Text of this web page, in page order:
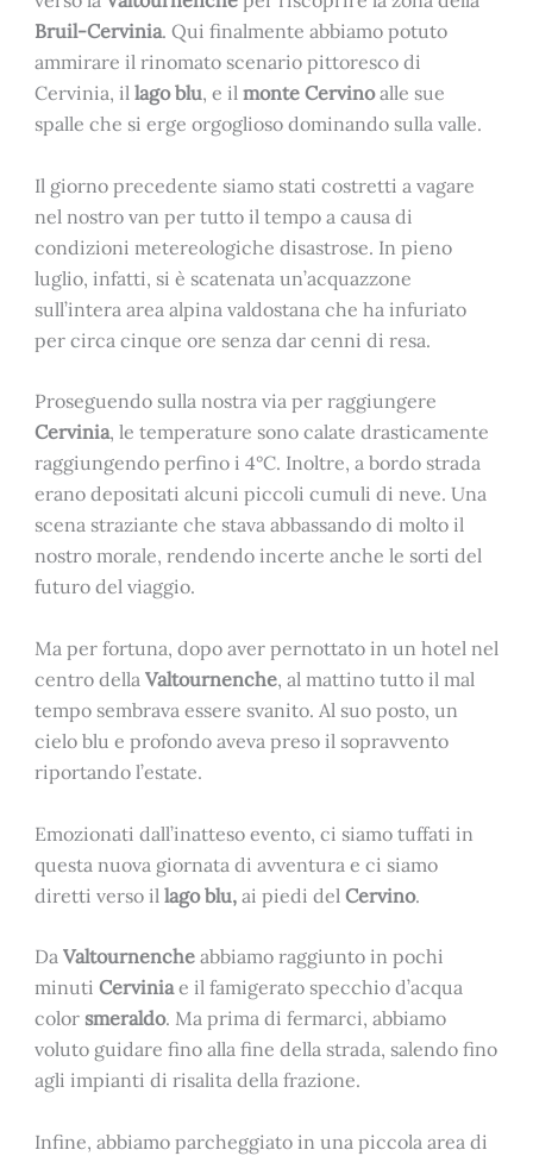
Bruil-Cervinia. Qui finalmente abbiamo potuto
ammirare il rinomato scenario pittoresco di
Cervinia, il lago blu, e il monte Cervinoalle sue
spalle che si erge orgoglioso dominando sulla valle.
Il giorno precedente siamo stati costretti a vagare
nel nostro van per tutto il tempo a causa di
condizioni metereologiche disastrose. In pieno
luglio, infatti, si è scatenata un’acquazzone
sull’intera area alpina valdostana che ha infuriato
per circa cinque ore senza dar cenni di resa.
Proseguendo sulla nostra via per raggiungere
Cervinia, le temperature sono calate drasticamente
raggiungendo perfino i 4°C. Inoltre, a bordo strada
erano depositati alcuni piccoli cumuli di neve. Una
scena straziante che stava abbassando di molto il
nostro morale, rendendo incerte anche le sorti del
futuro del viaggio.
Ma per fortuna, dopo aver pernottato in un hotel nel
centro della Valtournenche, al mattino tutto il mal
tempo sembrava essere svanito. Al suo posto, un
cielo blu e profondo aveva preso il sopravvento
riportando l’estate.
Emozionati dall’inatteso evento, ci siamo tuffati in
questa nuova giornata di avventura e ci siamo
diretti verso il lago blu, ai piedi del Cervino.
Da Valtournencheabbiamo raggiunto in pochi
minuti Cerviniae il famigerato specchio d’acqua
color smeraldo. Ma prima di fermarci, abbiamo
voluto guidare fino alla fine della strada, salendo fino
agli impianti di risalita della frazione.
Infine, abbiamo parcheggiato in una piccola area di